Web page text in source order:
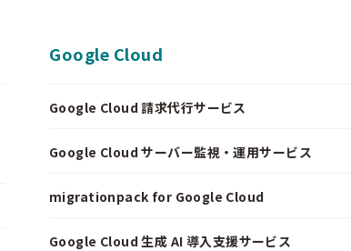
Google Cloud
Google Cloud 請求代行サービス
Google Cloud サーバー監視・運用サービス
migrationpack for Google Cloud
Google Cloud 生成 AI 導入支援サービス